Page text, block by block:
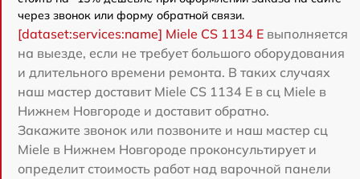
через звонок или форму обратной связи.
[dataset:services:name] Miele CS 1134 E выполняется
на выезде, если не требует большого оборудования
и длительного времени ремонта. В таких случаях
наш мастер доставит Miele CS 1134 E в сц Miele в
Нижнем Новгороде и доставит обратно.
Закажите звонок или позвоните и наш мастер сц
Miele в Нижнем Новгороде проконсультирует и
определит стоимость работ над варочной панели